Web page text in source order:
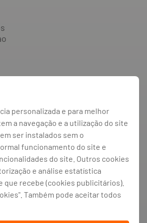
o número de
e no Banco
Pensões em
personalizada e para melhor
a navegação e a utilização do site
ser instalados sem o
funcionamento do site e
do site. Outros cookies
e análise estatística
que recebe (cookies publicitários).
Também pode aceitar todos